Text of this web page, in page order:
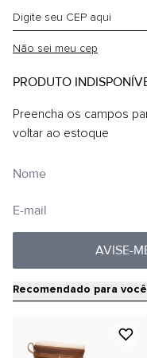
Não sei meu cep
PRODUTO
Preencha os campos
voltar ao estoque
AVISE-
Recomendado para você